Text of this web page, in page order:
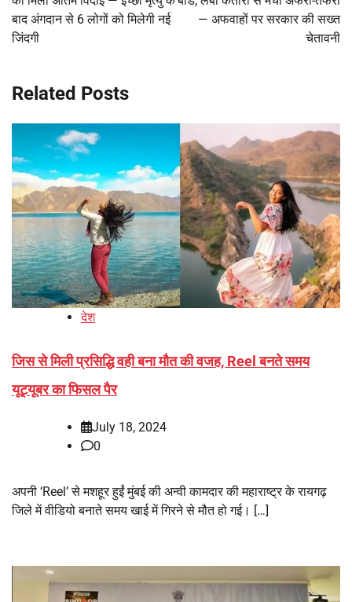
बाद अंगदान से 6 लोगों को मिलेगी नई
जिंदगी
— अफवाहों पर सरकार की सख्त
चेतावनी
Related Posts
देश
जिस से मिली प्रसिद्धि वही बना मौत की वजह, Reel बनते समय
यूट्यूबर का फिसल पैर
July 18, 2024
0
अपनी ‘Reel’ से मशहूर हुईं मुंबई की अन्वी कामदार की महाराष्ट्र के रायगढ़
जिले में वीडियो बनाते समय खाई में गिरने से मौत हो गई। […]